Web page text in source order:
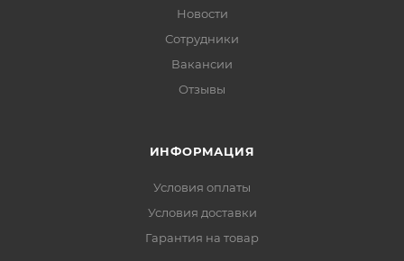
Новости
Сотрудники
Вакансии
Отзывы
ИНФОРМАЦИЯ
Условия оплаты
Условия доставки
Гарантия на товар